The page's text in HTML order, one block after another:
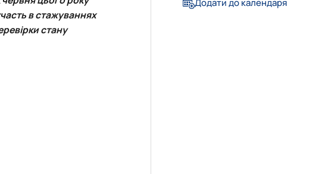
середовища»
в стажуваннях
стану
Додати до календаря